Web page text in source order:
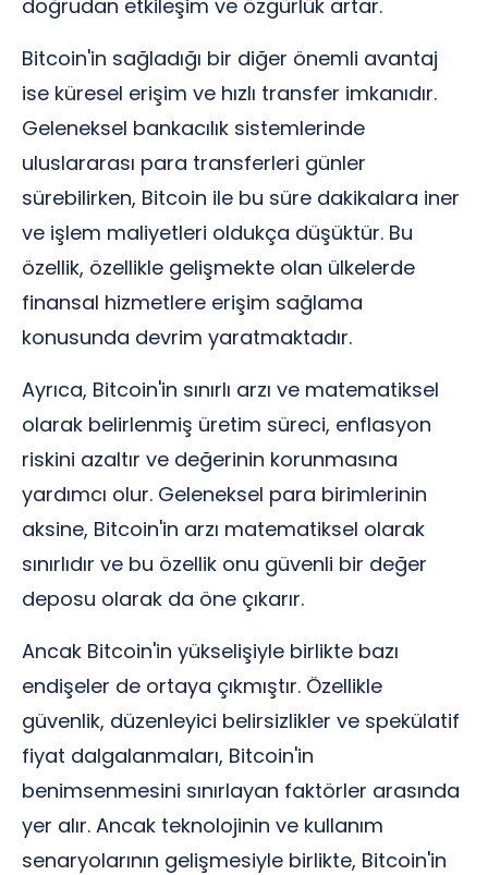
doğrudan etkileşim ve özgürlük artar.
Bitcoin'in sağladığı bir diğer önemli avantaj
ise küresel erişim ve hızlı transfer imkanıdır.
Geleneksel bankacılık sistemlerinde
uluslararası para transferleri günler
sürebilirken, Bitcoin ile bu süre dakikalara iner
ve işlem maliyetleri oldukça düşüktür. Bu
özellik, özellikle gelişmekte olan ülkelerde
finansal hizmetlere erişim sağlama
konusunda devrim yaratmaktadır.
Ayrıca, Bitcoin'in sınırlı arzı ve matematiksel
olarak belirlenmiş üretim süreci, enflasyon
riskini azaltır ve değerinin korunmasına
yardımcı olur. Geleneksel para birimlerinin
aksine, Bitcoin'in arzı matematiksel olarak
sınırlıdır ve bu özellik onu güvenli bir değer
deposu olarak da öne çıkarır.
Ancak Bitcoin'in yükselişiyle birlikte bazı
endişeler de ortaya çıkmıştır. Özellikle
güvenlik, düzenleyici belirsizlikler ve spekülatif
fiyat dalgalanmaları, Bitcoin'in
benimsenmesini sınırlayan faktörler arasında
yer alır. Ancak teknolojinin ve kullanım
senaryolarının gelişmesiyle birlikte, Bitcoin'in